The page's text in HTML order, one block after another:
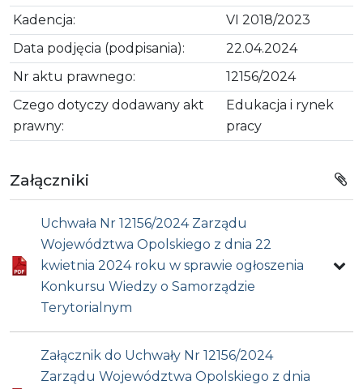
Kadencja:
VI 2018/2023
Data podjęcia (podpisania):
22.04.2024
Nr aktu prawnego:
12156/2024
Czego dotyczy dodawany akt
prawny:
Edukacja i rynek
pracy
Załączniki
Uchwała Nr 12156/2024 Zarządu
Województwa Opolskiego z dnia 22
kwietnia 2024 roku w sprawie ogłoszenia
Konkursu Wiedzy o Samorządzie
Terytorialnym
Załącznik do Uchwały Nr 12156/2024
Zarządu Województwa Opolskiego z dnia